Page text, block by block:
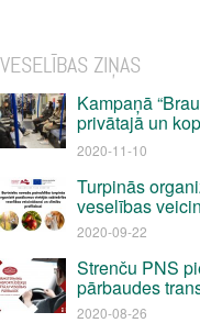
VESELĪBAS ZIŅAS
Kampaņā
privātajā un
2020-11-10
Turpinās
veselības
2020-09-22
Strenču PNS
pārbaudes
2020-08-26